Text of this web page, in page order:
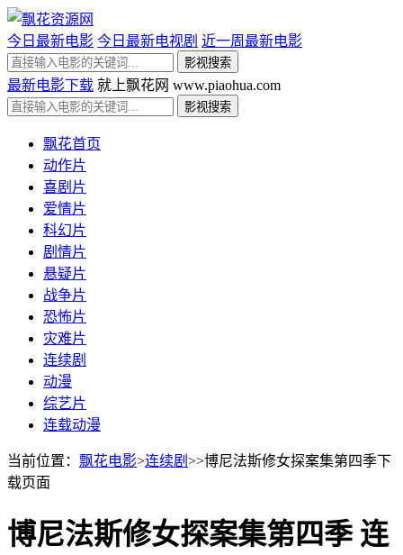
今日最新电影 今日最新电视剧 近一周最新电影
最新电影下载 就上飘花网 www.piaohua.com
飘花首页
动作片
喜剧片
爱情片
科幻片
剧情片
悬疑片
战争片
恐怖片
灾难片
连续剧
动漫
综艺片
连载动漫
当前位置： 飘花电影>连续剧 >>博尼法斯修女探案集第四季下
载页面
博尼法斯修女探案集第四季 连